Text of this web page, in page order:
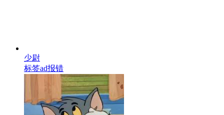
少尉
标签ad报错